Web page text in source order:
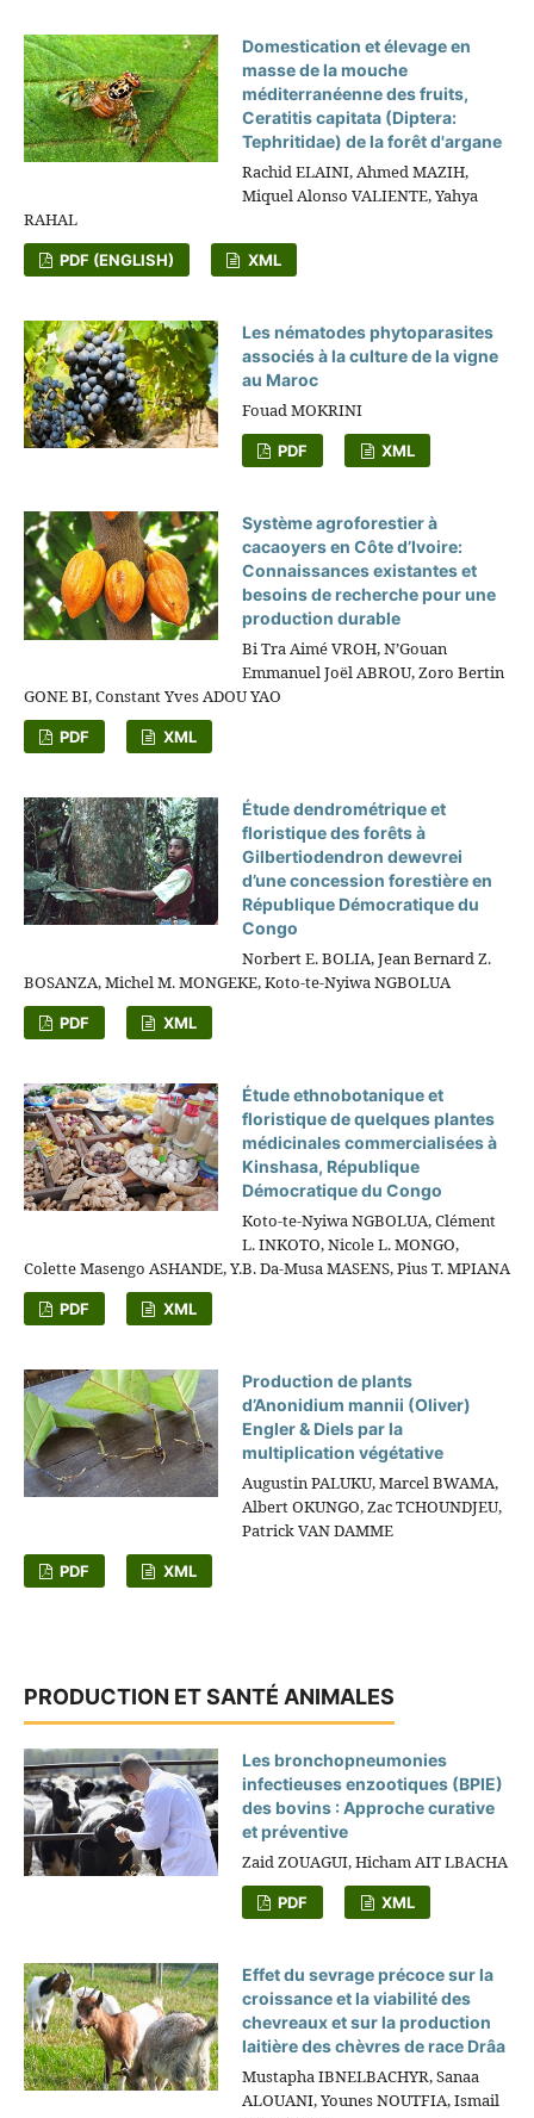
Domestication et élevage en
masse de la mouche
méditerranéenne des fruits,
Ceratitis capitata (Diptera:
Tephritidae) de la forêt d'argane
Rachid ELAINI, Ahmed MAZIH,
Miquel Alonso VALIENTE, Yahya
RAHAL
PDF (ENGLISH) XML
Les nématodes phytoparasites
associés à la culture de la vigne
au Maroc
Fouad MOKRINI
PDF XML
Système agroforestier à
cacaoyers en Côte d’Ivoire:
Connaissances existantes et
besoins de recherche pour une
production durable
Bi Tra Aimé VROH, N’Gouan
Emmanuel Joël ABROU, Zoro Bertin
GONE BI, Constant Yves ADOU YAO
PDF XML
Étude dendrométrique et
floristique des forêts à
Gilbertiodendron dewevrei
d’une concession forestière en
République Démocratique du
Congo
Norbert E. BOLIA, Jean Bernard Z.
BOSANZA, Michel M. MONGEKE, Koto-te-Nyiwa NGBOLUA
PDF XML
Étude ethnobotanique et
floristique de quelques plantes
médicinales commercialisées à
Kinshasa, République
Démocratique du Congo
Koto-te-Nyiwa NGBOLUA, Clément
L. INKOTO, Nicole L. MONGO,
Colette Masengo ASHANDE, Y.B. Da-Musa MASENS, Pius T. MPIANA
PDF XML
Production de plants
d’Anonidium mannii (Oliver)
Engler & Diels par la
multiplication végétative
Augustin PALUKU, Marcel BWAMA,
Albert OKUNGO, Zac TCHOUNDJEU,
Patrick VAN DAMME
PDF XML
PRODUCTION ET SANTÉ ANIMALES
Les bronchopneumonies
infectieuses enzootiques (BPIE)
des bovins : Approche curative
et préventive
Zaid ZOUAGUI, Hicham AIT LBACHA
PDF XML
Effet du sevrage précoce sur la
croissance et la viabilité des
chevreaux et sur la production
laitière des chèvres de race Drâa
Mustapha IBNELBACHYR, Sanaa
ALOUANI, Younes NOUTFIA, Ismail